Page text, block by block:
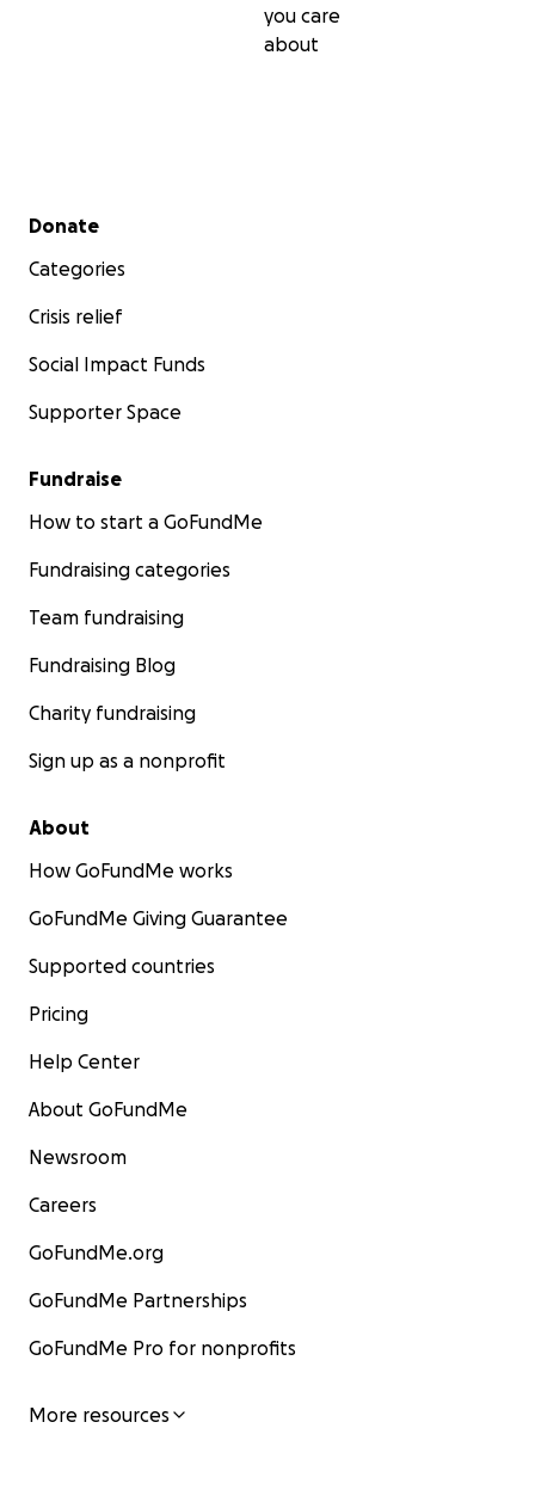
you care
about
Secondary menu
Donate
Categories
Crisis relief
Social Impact Funds
Supporter Space
Fundraise
How to start a GoFundMe
Fundraising categories
Team fundraising
Fundraising Blog
Charity fundraising
Sign up as a nonprofit
About
How GoFundMe works
GoFundMe Giving Guarantee
Supported countries
Pricing
Help Center
About GoFundMe
Newsroom
Careers
GoFundMe.org
GoFundMe Partnerships
GoFundMe Pro for nonprofits
More resources